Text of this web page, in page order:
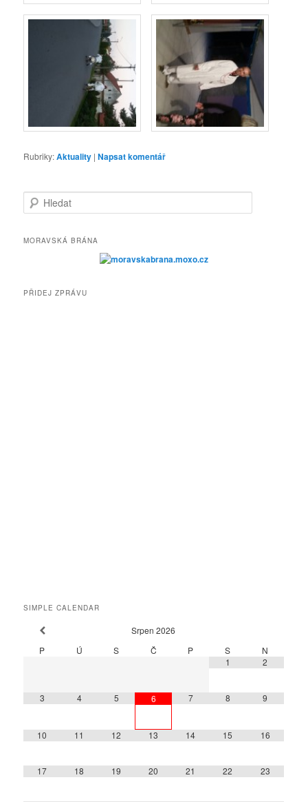
Rubriky:Aktuality |Napsat komentář
l
d
MORAVSKÁ BRÁNA
PŘIDEJ ZPRÁVU
SIMPLE CALENDAR
Srpen 2026
P
Ú S Č P S
N
1
2
3 4 5 6 7 8 9
10 11 12 13 14 15 16
17 18 19 20 21 22 23